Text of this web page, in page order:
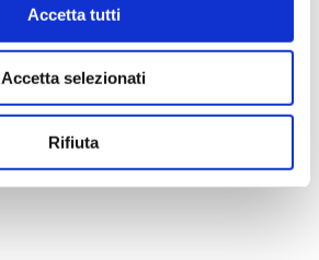
Accetta tutti
Accetta selezionati
Rifiuta